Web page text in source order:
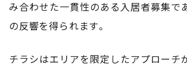
み合わせた一貫性のある入居者募集で
の反響を得られます。
チラシはエリアを限定したアプローチ